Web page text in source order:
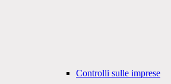
Controlli sulle imprese